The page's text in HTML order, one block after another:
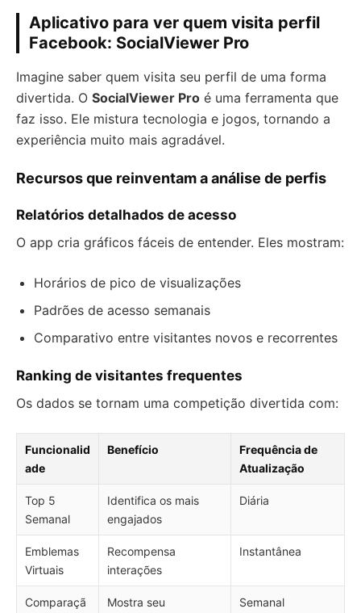
Aplicativo para ver quem visita perfil
Facebook: SocialViewer Pro
Imagine saber quem visita seu perfil de uma forma
divertida. O SocialViewer Pro é uma ferramenta que
faz isso. Ele mistura tecnologia e jogos, tornando a
experiência muito mais agradável.
Recursos que reinventam a análise de perfis
Relatórios detalhados de acesso
O app cria gráficos fáceis de entender. Eles mostram:
Horários de pico de visualizações
Padrões de acesso semanais
Comparativo entre visitantes novos e recorrentes
Ranking de visitantes frequentes
Os dados se tornam uma competição divertida com:
Funcionalid
ade
Benefício
Frequência de
Atualização
Top 5
Semanal
Identifica os mais
engajados
Diária
Emblemas
Virtuais
Recompensa
interações
Instantânea
Comparaçã Mostra seu Semanal